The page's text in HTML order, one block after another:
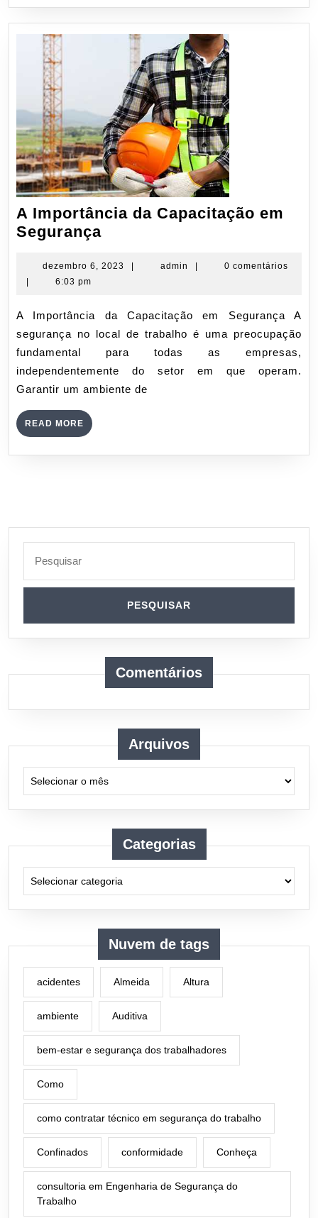
A Importância da Capacitação em
Segurança
da
Segurança
dezembro 6, 2023
dezembro
| admin admin
|
0 comentários
|
6:03 pm
A Importância da Capacitação em Segurança A
segurança no local de trabalho é uma preocupação
fundamental para todas as empresas,
independentemente do setor em que operam.
Garantir um ambiente de
READ MORE READ
MORE
for:
Comentários
Arquivos
Categorias
Nuvem de tags
acidentes Almeida Altura
ambiente Auditiva
bem-estar e segurança dos trabalhadores
Como
como contratar técnico em segurança do trabalho
Confinados conformidade Conheça
consultoria em Engenharia de Segurança do
Trabalho